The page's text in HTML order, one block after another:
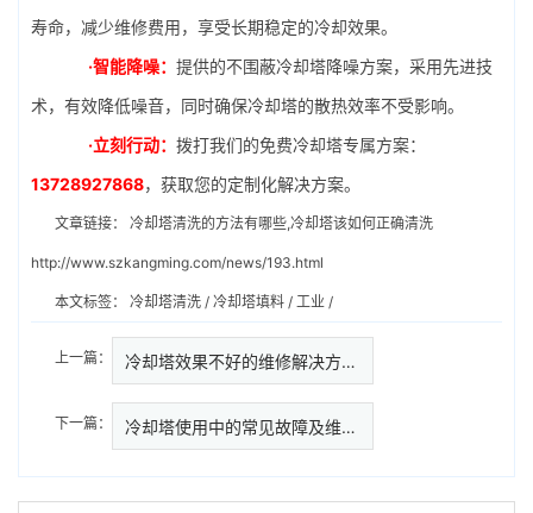
寿命，减少维修费用，享受长期稳定的冷却效果。
·智能降噪： 提供的不围蔽冷却塔降噪方案，采用先进技
术，有效降低噪音，同时确保冷却塔的散热效率不受影响。
·立刻行动： 拨打我们的免费冷却塔专属方案：
13728927868，获取您的定制化解决方案。
文章链接： 冷却塔清洗的方法有哪些,冷却塔该如何正确清洗
http://www.szkangming.com/news/193.html
本文标签： 冷却塔清洗 / 冷却塔填料 / 工业 /
上一篇： 冷却塔效果不好的维修解决方法…
下一篇： 冷却塔使用中的常见故障及维修方